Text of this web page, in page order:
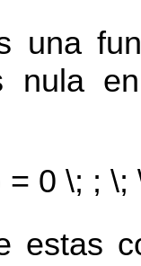
una
nula
0 \; ; \;
estas